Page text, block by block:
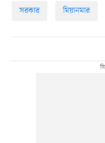
সরকার মিয়ানমার